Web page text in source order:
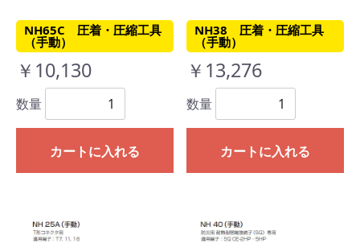
NH65C 圧着・圧縮工具
（手動）
￥10,130
数量
カートに入れる
NH38 圧着・圧縮工具
（手動）
￥13,276
数量
カートに入れる